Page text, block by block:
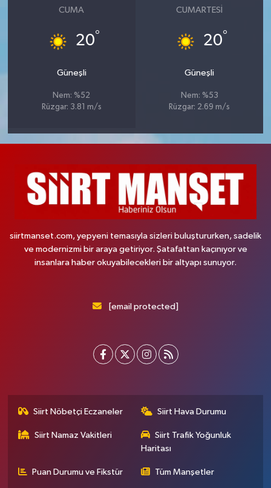
CUMA
20°
Güneşli
Nem: %52
Rüzgar: 3.81 m/s
CUMARTESI
20°
Güneşli
Nem: %53
Rüzgar: 2.69 m/s
siirtmanset.com, yepyeni temasıyla sizleri buluştururken, sadelik
ve modernizmi bir araya getiriyor. Şatafattan kaçınıyor ve
insanlara haber okuyabilecekleri bir altyapı sunuyor.
[email protected]
Siirt Nöbetçi Eczaneler Siirt Hava Durumu
Siirt Namaz Vakitleri
Siirt Trafik Yoğunluk
Haritası
Puan Durumu ve Fikstür Tüm Manşetler